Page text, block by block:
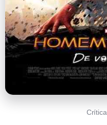
Crítica